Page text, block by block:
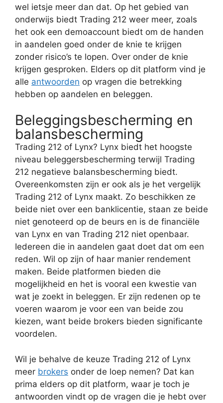
wel ietsje meer dan dat. Op het gebied van
onderwijs biedt Trading 212 weer meer, zoals
het ook een demoaccount biedt om de handen
in aandelen goed onder de knie te krijgen
zonder risico’s te lopen. Over onder de knie
krijgen gesproken. Elders op dit platform vind je
alle antwoorden op vragen die betrekking
hebben op aandelen en beleggen.
Beleggingsbescherming en
balansbescherming
Trading 212 of Lynx? Lynx biedt het hoogste
niveau beleggersbescherming terwijl Trading
212 negatieve balansbescherming biedt.
Overeenkomsten zijn er ook als je het vergelijk
Trading 212 of Lynx maakt. Zo beschikken ze
beide niet over een banklicentie, staan ze beide
niet genoteerd op de beurs en is de financiële
van Lynx en van Trading 212 niet openbaar.
Iedereen die in aandelen gaat doet dat om een
reden. Wil op zijn of haar manier rendement
maken. Beide platformen bieden die
mogelijkheid en het is vooral een kwestie van
wat je zoekt in beleggen. Er zijn redenen op te
voeren waarom je voor een van beide zou
kiezen, want beide brokers bieden significante
voordelen.
Wil je behalve de keuze Trading 212 of Lynx
meer brokers onder de loep nemen? Dat kan
prima elders op dit platform, waar je toch je
antwoorden vindt op de vragen die je hebt over